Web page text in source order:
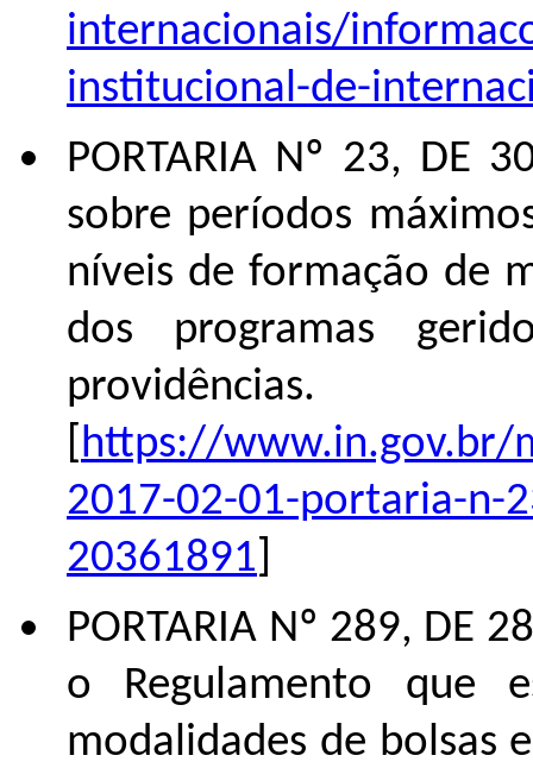
internacionais/
institucional-de-
PORTARIA Nº 23, DE
sobre períodos
níveis de formação de
dos programas
providências.
https://www.in.gov.br/
2017-02-01-portaria-n-
20361891
PORTARIA Nº 289, DE
o Regulamento que
modalidades de bolsas